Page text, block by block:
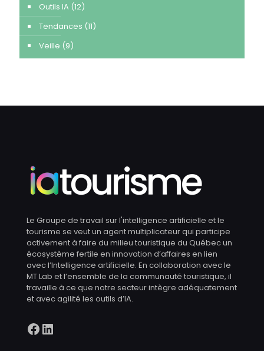
Outils IA (12)
Tendances (11)
Veille (9)
Le Groupe de travail sur l'intelligence artificielle et le
tourisme se veut un agent multiplicateur qui participe
activement à faire du milieu touristique du Québec un
écosystème fertile en innovation d’affaires en lien
avec l’Intelligence artificielle. En collaboration avec le
MT Lab et l’ensemble de la communauté touristique, il
travaille à ce que notre secteur intègre adéquatement
et avec agilité les outils d’IA.
Facebook
LinkedIn